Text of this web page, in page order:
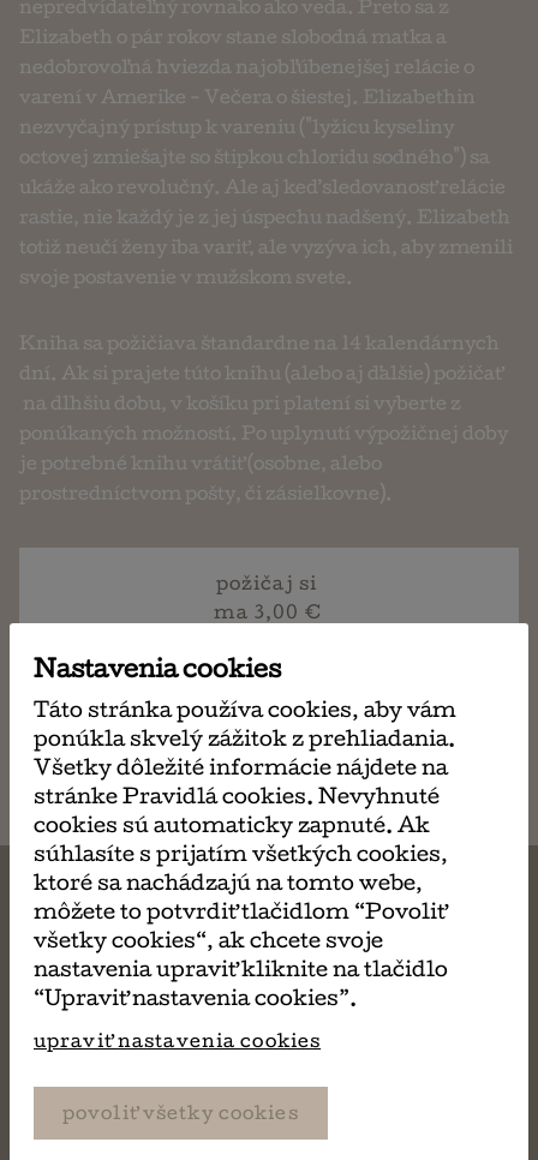
nepredvídateľný rovnako ako veda. Preto sa z
Elizabeth o pár rokov stane slobodná matka a
nedobrovoľná hviezda najobľúbenejšej relácie o
varení v Amerike - Večera o šiestej. Elizabethin
nezvyčajný prístup k vareniu ("lyžicu kyseliny
octovej zmiešajte so štipkou chloridu sodného") sa
ukáže ako revolučný. Ale aj keď sledovanosť relácie
rastie, nie každý je z jej úspechu nadšený. Elizabeth
totiž neučí ženy iba variť, ale vyzýva ich, aby zmenili
svoje postavenie v mužskom svete.
Kniha sa požičiava štandardne na 14 kalendárnych
dní. Ak si prajete túto knihu (alebo aj ďalšie) požičať
na dlhšiu dobu, v košíku pri platení si vyberte z
ponúkaných možností. Po uplynutí výpožičnej doby
je potrebné knihu vrátiť (osobne, alebo
prostredníctvom pošty, či zásielkovne).
požičaj si
ma 3,00 €
napísať
email
MÔŽE SA VÁM TIEŽ
PÁČIŤ
Nastavenia cookies
Táto stránka používa cookies, aby vám
ponúkla skvelý zážitok z prehliadania.
Všetky dôležité informácie nájdete na
stránke Pravidlá cookies. Nevyhnuté
cookies sú automaticky zapnuté. Ak
súhlasíte s prijatím všetkých cookies,
ktoré sa nachádzajú na tomto webe,
môžete to potvrdiť tlačidlom “Povoliť
všetky cookies“, ak chcete svoje
nastavenia upraviť kliknite na tlačidlo
“Upraviť nastavenia cookies”.
upraviť nastavenia cookies
povoliť všetky cookies